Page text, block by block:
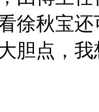
徐秋宝
胆点，我